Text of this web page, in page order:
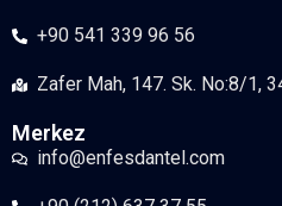
+90 541 339 96 56
Zafer Mah, 147. Sk. No:8/1,
Merkez
info@enfesdantel.com